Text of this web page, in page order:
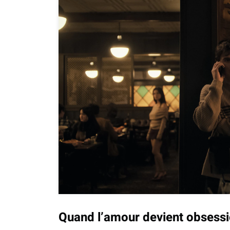
Quand l’amour devient